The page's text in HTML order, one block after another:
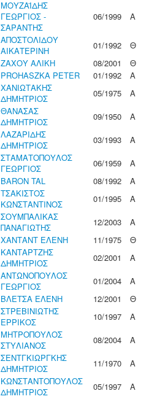
ΜΟΥΖΑΪΔΗΣ
ΓΕΩΡΓΙΟΣ -
ΣΑΡΑΝΤΗΣ
06/1999 Α
ΑΠΟΣΤΟΛΙΔΟΥ
ΑΙΚΑΤΕΡΙΝΗ
01/1992
Θ
ΖΑΧΟΥ ΑΛΙΚΗ 08/2001
Θ
PROHASZKA PETER 01/1992
Α
ΧΑΝΙΩΤΑΚΗΣ
ΔΗΜΗΤΡΙΟΣ
05/1975
Α
ΘΑΝΑΣΑΣ
ΔΗΜΗΤΡΙΟΣ
09/1950
Α
ΛΑΖΑΡΙΔΗΣ
ΔΗΜΗΤΡΙΟΣ
03/1993
Α
ΣΤΑΜΑΤΟΠΟΥΛΟΣ
ΓΕΩΡΓΙΟΣ
06/1959
Α
BARON TAL 08/1992
Α
ΤΣΑΚΙΣΤΟΣ
ΚΩΝΣΤΑΝΤΙΝΟΣ
01/1995
Α
ΣΟΥΜΠΑΛΙΚΑΣ
ΠΑΝΑΓΙΩΤΗΣ
12/2003
Α
ΧΑΝΤΑΝΤ ΕΛΕΝΗ 11/1975
Θ
ΚΑΝΤΑΡΤΖΗΣ
ΔΗΜΗΤΡΙΟΣ
02/2001
Α
ΑΝΤΩΝΟΠΟΥΛΟΣ
ΓΕΩΡΓΙΟΣ
01/2004
Α
ΒΛΕΤΣΑ ΕΛΕΝΗ 12/2001
Θ
ΣΤΡΕΒΙΝΙΩΤΗΣ
ΕΡΡΙΚΟΣ
10/1997
Α
ΜΗΤΡΟΠΟΥΛΟΣ
ΣΤΥΛΙΑΝΟΣ
08/2004
Α
ΣΕΝΤΓΚΙΩΡΓΚΗΣ
ΔΗΜΗΤΡΙΟΣ
11/1970
Α
ΚΩΝΣΤΑΝΤΟΠΟΥΛΟΣ
ΔΗΜΗΤΡΙΟΣ
05/1997
Α